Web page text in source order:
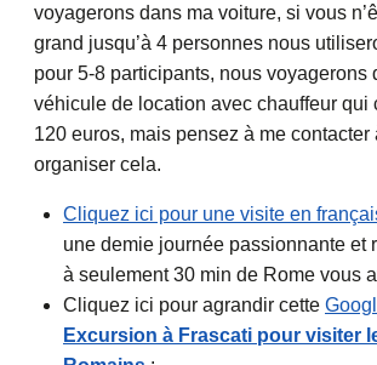
voyagerons dans ma voiture, si vous
grand jusqu’à 4 personnes nous
pour 5-8 participants, nous voyagerons
véhicule de location avec chauffeur qui
120 euros, mais pensez à me contacter
organiser cela.
Cliquez ici pour une visite en
une demie journée passionnante et
à seulement 30 min de Rome vous
Cliquez ici pour agrandir cette
Excursion à Frascati pour visiter